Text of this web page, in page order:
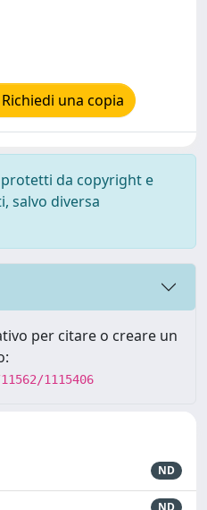
Richiedi una copia
da copyright e
salvo diversa
per citare o creare un
1115406
ND